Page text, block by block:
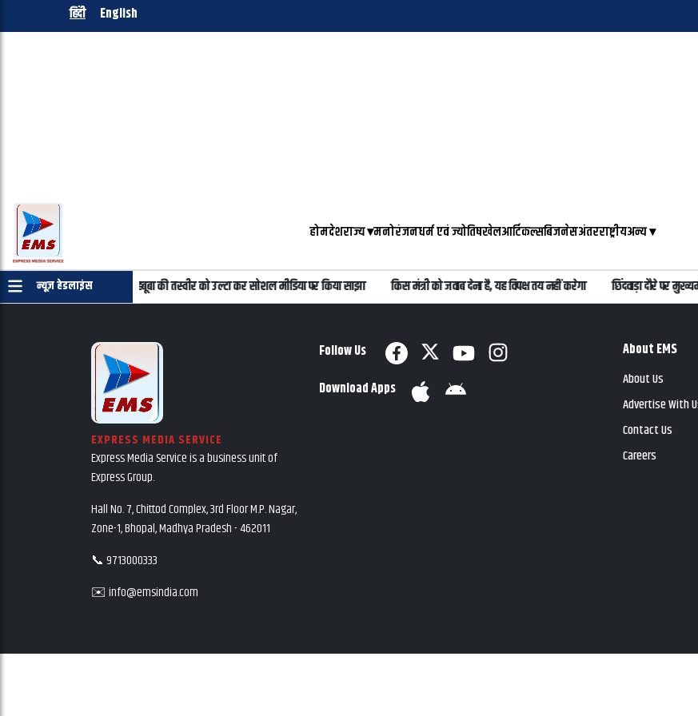
हिंदी English
होमदेशराज्य▾मनोरंजनधर्म एवं ज्योतिषखेलआर्टिकल्सबिजनेसअंतरराष्ट्रीयअन्य▾
न्यूज़ हेडलाइंस
की जरुरत नहीं महबूबा की तस्वीर को उल्टा कर सोशल मीडिया पर किया साझा किस मंत्री को जवाब देना है, यह विपक्ष तय नहीं करेगा छिंदवाड़ा दौरे पर
EXPRESS MEDIA SERVICE
Express Media Service is a business unit of
Express Group.
Hall No. 7, Chittod Complex, 3rd Floor M.P. Nagar,
Zone-1, Bhopal, Madhya Pradesh - 462011
📞 9713000333
✉️ info@emsindia.com
Follow Us
Download Apps
About EMS
About Us
Advertise With
Contact Us
Careers